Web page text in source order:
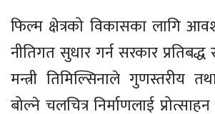
फिल्म क्षेत्रको विकासका लागि
नीतिगत सुधार गर्न सरकार
मन्त्री तिमिल्सिनाले गुणस्तरीय
बोल्ने चलचित्र निर्माणलाई